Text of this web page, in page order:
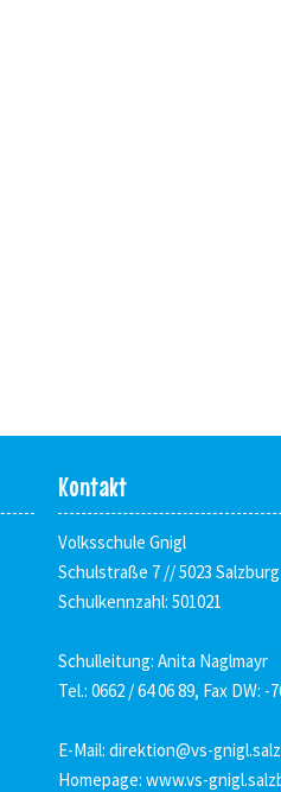
Kontakt
Volksschule Gnigl
Schulstraße 7 // 5023 Salzburg
Schulkennzahl: 501021
Schulleitung: Anita Naglmayr
Tel.: 0662 / 64 06 89, Fax DW: -
E-Mail: direktion@vs-
Homepage: www.vs-